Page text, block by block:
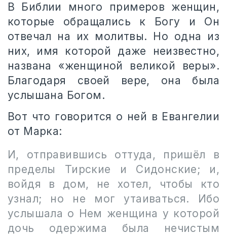
В Библии много примеров женщин,
которые обращались к Богу и Он
отвечал на их молитвы. Но одна из
них, имя которой даже неизвестно,
названа «женщиной великой веры».
Благодаря своей вере, она была
услышана Богом.
Вот что говорится о ней в Евангелии
от Марка:
И, отправившись оттуда, пришёл в
пределы Тирские и Сидонские; и,
войдя в дом, не хотел, чтобы кто
узнал; но не мог утаиваться. Ибо
услышала о Нем женщина у которой
дочь одержима была нечистым